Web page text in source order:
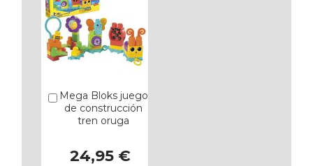
Mega Bloks juego
de construcción
tren oruga
24,95 €
Añadir